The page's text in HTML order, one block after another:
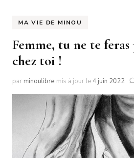
MA VIE DE MINOU
Femme, tu ne te
chez toi !
par minoulibre mis à jour le 4 juin 2022